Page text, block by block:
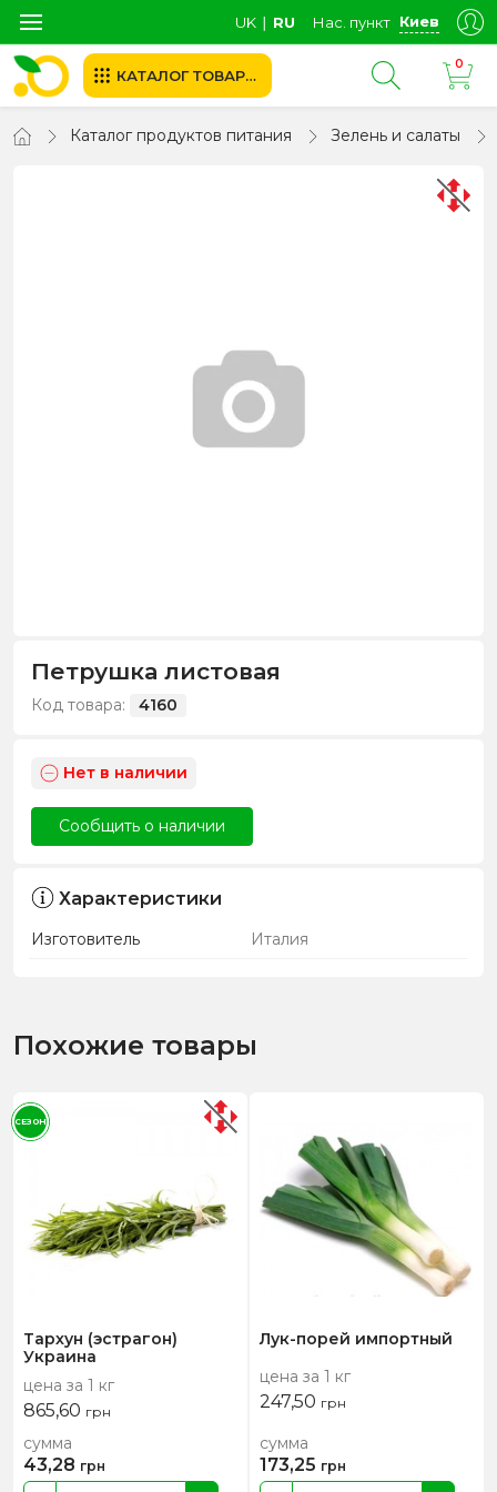
UK ∣ RU Нас. пункт Киев
КАТАЛОГ ТОВАРОВ
0
Каталог продуктов питания Зелень и салаты
Петрушка листовая
Код товара: 4160
Нет в наличии
Сообщить о наличии
Характеристики
Изготовитель Италия
Похожие товары
Тархун (эстрагон)
Украина
цена за 1 кг
865,60 грн
сумма
43,28 грн
СЕЗОН
Лук-порей импортный
цена за 1 кг
247,50 грн
сумма
173,25 грн